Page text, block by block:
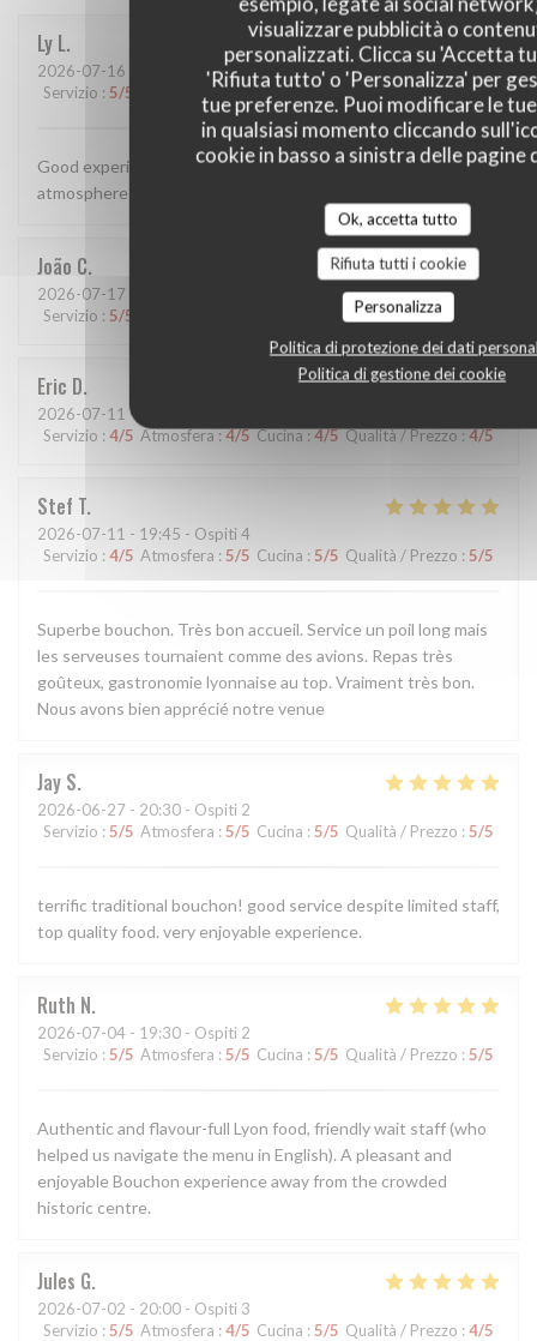
visualizzare pubblicità o
personalizzati. Clicca su 'Accetta
'Rifiuta tutto' o 'Personalizza' per
tue preferenze. Puoi modificare le
in qualsiasi momento cliccando
cookie in basso a sinistra delle pagine
Ok, accetta tutto
Rifiuta tutti i cookie
Personalizza
Politica di protezione dei dati
Politica di gestione dei cookie
Ly L
2026-07-16 - 20:00 - Ospiti 1
Servizio : 5/5 Atmosfera:5/5 Cucina: 5 /5 Qualità / Prezzo: 5/5
Good experience, the food was simple yet tasty and the
atmosphere was both warm and cozy
João C
2026-07-17
Servizio : 5/5 Qualità / Prezzo
Eric D
2026-07-11 - 12:30 - Ospiti 2
Servizio : 4/5 Atmosfera:4/5 Cucina:4/5 Qualità / Prezzo:4/5
Stef T
2026-07-11 - 19:45 - Ospiti 4
Servizio : 4/5 Atmosfera : 5/5 Cucina : 5/5 Qualità / Prezzo : 5/5
Superbe bouchon. Très bon accueil. Service un poil long mais
les serveuses tournaient comme des avions. Repas très
goûteux, gastronomie lyonnaise au top. Vraiment très bon.
Nous avons bien apprécié notre venue
Jay S
2026-06-27 - 20:30 - Ospiti 2
Servizio : 5/5 Atmosfera : 5/5 Cucina : 5/5 Qualità / Prezzo : 5/5
terrific traditional bouchon! good service despite limited staff,
top quality food. very enjoyable experience.
Ruth N
2026-07-04 - 19:30 - Ospiti 2
Servizio : 5/5 Atmosfera : 5/5 Cucina : 5/5 Qualità / Prezzo : 5/5
Authentic and flavour-full Lyon food, friendly wait staff (who
helped us navigate the menu in English). A pleasant and
enjoyable Bouchon experience away from the crowded
historic centre.
Jules G
2026-07-02 - 20:00 - Ospiti 3
Servizio : 5/5 Atmosfera : 4/5 Cucina : 5/5 Qualità / Prezzo : 4/5